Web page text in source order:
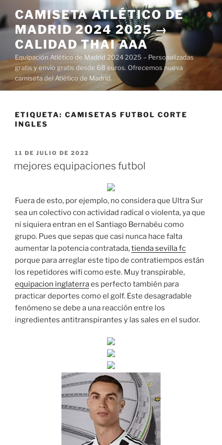
al
contenido
CAMISETA ATLÉTICO DE
MADRID 2024 2025 →
CALIDAD THAI AAA
Equipación Atlético de Madrid 2024 2025 – Personalizadas
gratis y envío gratis desde 68 euros. Ofrecemos nueva
camiseta del Atlético de Madrid.
ETIQUETA: CAMISETAS FUTBOL CORTE
INGLES
PUBLICADO
11 DE JULIO DE 2022
mejores equipaciones futbol
Fuera de esto, por ejemplo, no considera que Ultra Sur
sea un colectivo con actividad radical o violenta, ya que
ni siquiera entran en el Santiago Bernabéu como
grupo. Pues que sepas que casi nunca hace falta
aumentar la potencia contratada,tienda sevilla fc
porque para arreglar este tipo de contratiempos están
los repetidores wifi como este. Muy transpirable,
equipacion inglaterraes perfecto también para
practicar deportes como el golf. Este desagradable
fenómeno se debe a una reacción entre los
ingredientes antitranspirantes y las sales en el sudor.